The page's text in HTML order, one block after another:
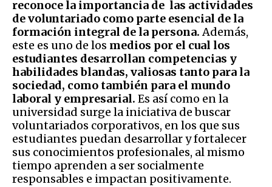
reconoce la importancia de las actividades
de voluntariado como parte esencial de la
formación integral de la persona.Además,
este es uno de los medios por el cual los
estudiantes desarrollan competencias y
habilidades blandas, valiosas tanto para la
sociedad, como también para el mundo
laboral y empresarial. Es así como en la
universidad surge la iniciativa de buscar
voluntariados corporativos, en los que sus
estudiantes puedan desarrollar y fortalecer
sus conocimientos profesionales, al mismo
tiempo aprenden a ser socialmente
responsables e impactan positivamente.